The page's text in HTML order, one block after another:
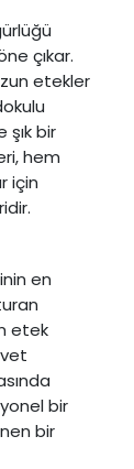
çıkar.
etekler
bir
hem
için
en
etek
bir
bir